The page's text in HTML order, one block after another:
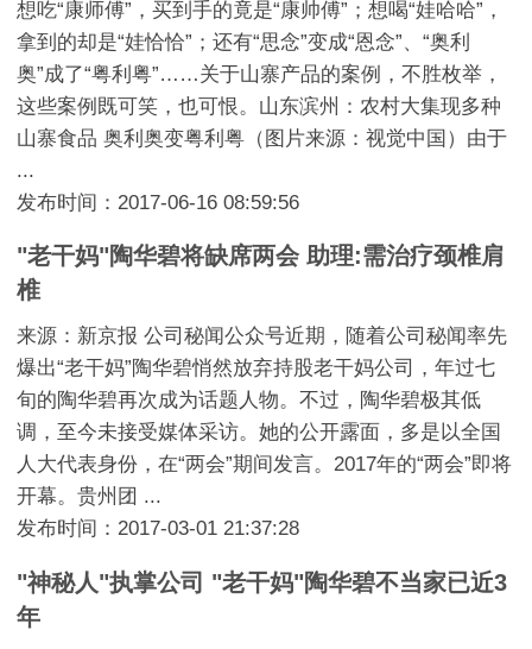
想吃“康师傅”，买到手的竟是“康帅傅”；想喝“娃哈哈”，
拿到的却是“娃恰恰”；还有“思念”变成“恩念”、“奥利
奥”成了“粤利粤”……关于山寨产品的案例，不胜枚举，
这些案例既可笑，也可恨。山东滨州：农村大集现多种
山寨食品 奥利奥变粤利粤（图片来源：视觉中国）由于
...
发布时间：2017-06-16 08:59:56
"老干妈"陶华碧将缺席两会 助理:需治疗颈椎肩
椎
来源：新京报 公司秘闻公众号近期，随着公司秘闻率先
爆出“老干妈”陶华碧悄然放弃持股老干妈公司，年过七
旬的陶华碧再次成为话题人物。不过，陶华碧极其低
调，至今未接受媒体采访。她的公开露面，多是以全国
人大代表身份，在“两会”期间发言。2017年的“两会”即将
开幕。贵州团 ...
发布时间：2017-03-01 21:37:28
"神秘人"执掌公司 "老干妈"陶华碧不当家已近3
年